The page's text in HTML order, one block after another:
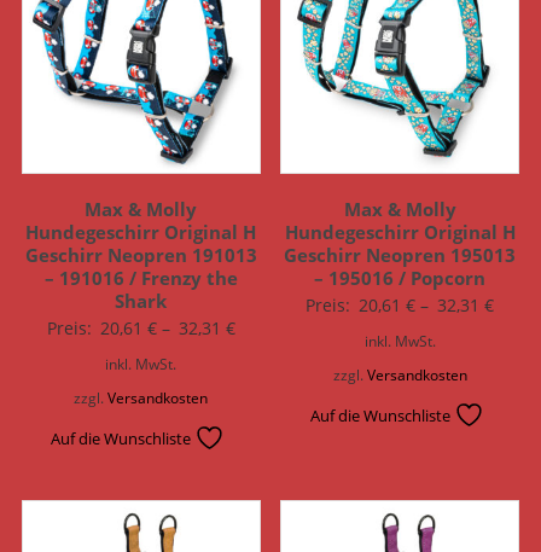
Max & Molly
Hundegeschirr Original H
Geschirr Neopren 191013
– 191016 / Frenzy the
Shark
Preis: 20,61 €– 32,31 €
inkl. MwSt.
zzgl.Versandkosten
Auf die Wunschliste
Max & Molly
Hundegeschirr Original H
Geschirr Neopren 195013
– 195016 / Popcorn
Preis: 20,61€ – 32,31€
inkl. MwSt.
zzgl.Versandkosten
Auf die Wunschliste